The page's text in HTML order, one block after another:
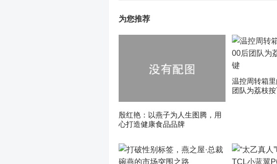
为您推荐
殷红艳：以燕子为人生图腾，用
心打造健康食品品牌
温控周转箱
团队为荔枝